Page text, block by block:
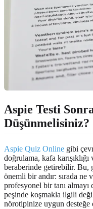
Aspie Testi
Düşünmelisiniz?
Aspie Quiz Online gibi
doğrulama, kafa
beraberinde getirebilir.
önemli bir andır: sırada
profesyonel bir tanı
peşinde koşmakla ilgili
nörotipinize uygun